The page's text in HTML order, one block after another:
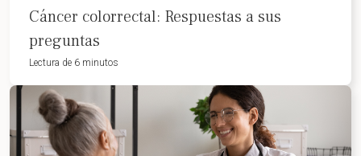
Cáncer colorrectal: Respuestas a sus
preguntas
Lectura de 6 minutos